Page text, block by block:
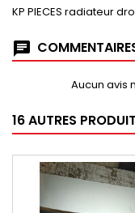
KP PIECES radiateur
Aucun avis
16 AUTRES